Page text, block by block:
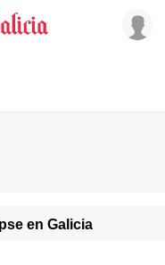
en Galicia